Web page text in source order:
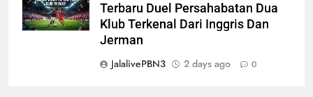
Terbaru Duel Persahabatan Dua
Klub Terkenal Dari Inggris Dan
Jerman
JalalivePBN3
2 days ago 0